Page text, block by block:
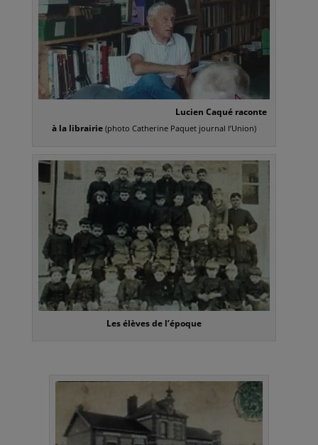
Lucien Caqué raconte
à la librairie (photo Catherine Paquet journal l’Union)
Les élèves de l’époque